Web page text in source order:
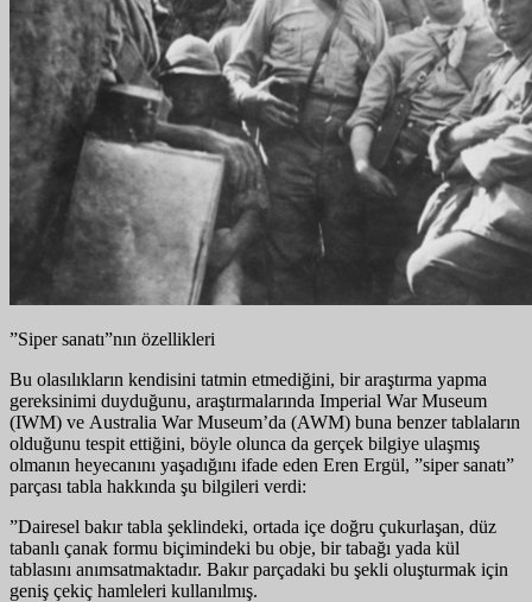
”Siper sanatı”nın özellikleri
Bu olasılıkların kendisini tatmin etmediğini, bir araştırma yapma
gereksinimi duyduğunu, araştırmalarında Imperial War Museum
(IWM) ve Australia War Museum’da (AWM) buna benzer tablaların
olduğunu tespit ettiğini, böyle olunca da gerçek bilgiye ulaşmış
olmanın heyecanını yaşadığını ifade eden Eren Ergül, ”siper sanatı”
parçası tabla hakkında şu bilgileri verdi:
”Dairesel bakır tabla şeklindeki, ortada içe doğru çukurlaşan, düz
tabanlı çanak formu biçimindeki bu obje, bir tabağı yada kül
tablasını anımsatmaktadır. Bakır parçadaki bu şekli oluşturmak için
geniş çekiç hamleleri kullanılmış.